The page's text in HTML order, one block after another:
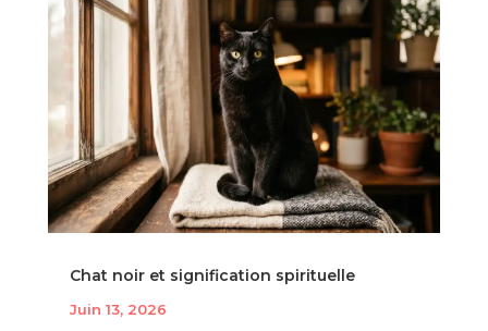
Chat noir et signification spirituelle
Juin 13, 2026